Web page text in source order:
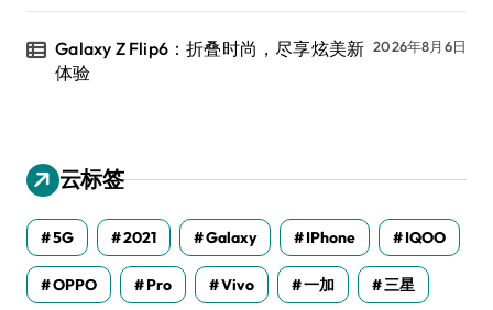
Galaxy Z Flip6：折叠时尚，尽享炫美新
体验
2026年8月6日
云标签
5G 2021 Galaxy IPhone IQOO
OPPO Pro Vivo 一加 三星